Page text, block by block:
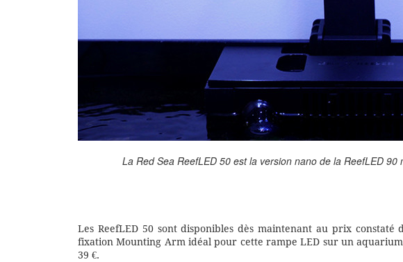
La Red Sea ReefLED 50 est la version nano de la ReefLED 90
Les ReefLED 50 sont disponibles dès maintenant au prix constaté
fixation Mounting Arm idéal pour cette rampe LED sur un
39 €.